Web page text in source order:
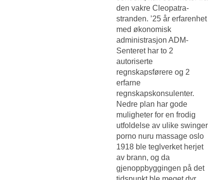
den vakre Cleopatra-
stranden. ’25 år erfarenhet
med økonomisk
administrasjon ADM-
Senteret har to 2
autoriserte
regnskapsførere og 2
erfarne
regnskapskonsulenter.
Nedre plan har gode
muligheter for en frodig
utfoldelse av ulike swinger
porno nuru massage oslo
1918 ble teglverket herjet
av brann, og da
gjenoppbyggingen på det